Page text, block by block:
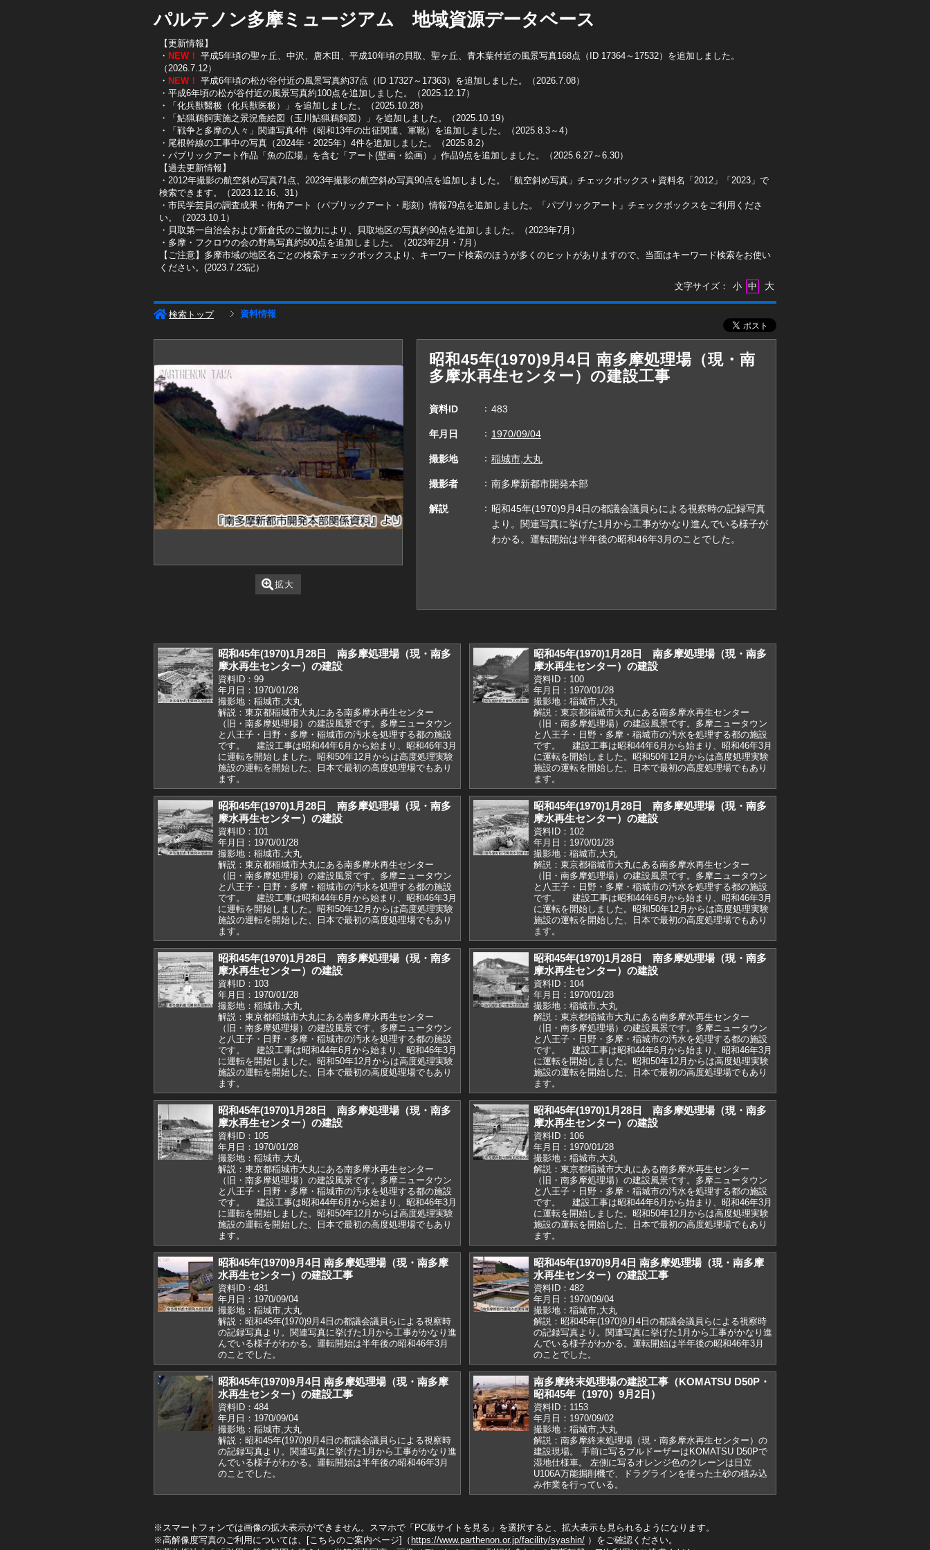
パルテノン多摩ミュージアム 地域資源データベース
【更新情報】
・ NEW！ 平成5年頃の聖ヶ丘、中沢、唐木田、平成10年頃の貝取、聖ヶ丘、青木葉付近の風景写真168点（ID 17364～17532）を追加しました。
（2026.7.12）
・ NEW！ 平成6年頃の松が谷付近の風景写真約37点（ID 17327～17363）を追加しました。（2026.7.08）
・平成6年頃の松が谷付近の風景写真約100点を追加しました。（2025.12.17）
・「化兵獣醫极（化兵獣医极）」を追加しました。（2025.10.28）
・「鮎猟鵜飼実施之景況麁絵図（玉川鮎猟鵜飼図）」を追加しました。（2025.10.19）
​・「戦争と多摩の人々」関連写真4件（昭和13年の出征関連、軍靴）を追加しました。（2025.8.3～4）
​・尾根幹線の工事中の写真（2024年・2025年）4件を追加しました。（2025.8.2）
​・パブリックアート作品「魚の広場」を含む「アート(壁画・絵画）」作品9点を追加しました。（2025.6.27～6.30）
【過去更新情報】
・2012年撮影の航空斜め写真71点、2023年撮影の航空斜め写真90点を追加しました。「航空斜め写真」チェックボックス＋資料名「2012」「2023」で
検索できます。（2023.12.16、31）
​・市民学芸員の調査成果・街角アート（パブリックアート・彫刻）情報79点を追加しました。「パブリックアート」チェックボックスをご利用くださ
い。（2023.10.1）
・貝取第一自治会および新倉氏のご協力により、貝取地区の写真約90点を追加しました。（2023年7月）
・多摩・フクロウの会の野鳥写真約500点を追加しました。（2023年2月・7月）
【ご注意】多摩市域の地区名ごとの検索チェックボックスより、キーワード検索のほうが多くのヒットがありますので、当面はキーワード検索をお使い
ください。(2023.7.23記）
文字サイズ：
小 中 大
検索トップ 資料情報
拡大
昭和45年(1970)9月4日 南多摩処理場（現・南
多摩水再生センター）の建設工事
資料ID 483
年月日 1970/09/04
撮影地 稲城市,大丸
撮影者 南多摩新都市開発本部
解説
昭和45年(1970)9月4日の都議会議員らによる視察時の記録写真
より。関連写真に挙げた1月から工事がかなり進んでいる様子が
わかる。運転開始は半年後の昭和46年3月のことでした。
昭和45年(1970)1月28日 南多摩処理場（現・南多
摩水再生センター）の建設
資料ID：99
年月日：1970/01/28
撮影地：稲城市,大丸
解説：東京都稲城市大丸にある南多摩水再生センター
（旧・南多摩処理場）の建設風景です。多摩ニュータウン
と八王子・日野・多摩・稲城市の汚水を処理する都の施設
です。 建設工事は昭和44年6月から始まり、昭和46年3月
に運転を開始しました。昭和50年12月からは高度処理実験
施設の運転を開始した、日本で最初の高度処理場でもあり
ます。
昭和45年(1970)1月28日 南多摩処理場（現・南多
摩水再生センター）の建設
資料ID：100
年月日：1970/01/28
撮影地：稲城市,大丸
解説：東京都稲城市大丸にある南多摩水再生センター
（旧・南多摩処理場）の建設風景です。多摩ニュータウン
と八王子・日野・多摩・稲城市の汚水を処理する都の施設
です。 建設工事は昭和44年6月から始まり、昭和46年3月
に運転を開始しました。昭和50年12月からは高度処理実験
施設の運転を開始した、日本で最初の高度処理場でもあり
ます。
昭和45年(1970)1月28日 南多摩処理場（現・南多
摩水再生センター）の建設
資料ID：101
年月日：1970/01/28
撮影地：稲城市,大丸
解説：東京都稲城市大丸にある南多摩水再生センター
（旧・南多摩処理場）の建設風景です。多摩ニュータウン
と八王子・日野・多摩・稲城市の汚水を処理する都の施設
です。 建設工事は昭和44年6月から始まり、昭和46年3月
に運転を開始しました。昭和50年12月からは高度処理実験
施設の運転を開始した、日本で最初の高度処理場でもあり
ます。
昭和45年(1970)1月28日 南多摩処理場（現・南多
摩水再生センター）の建設
資料ID：102
年月日：1970/01/28
撮影地：稲城市,大丸
解説：東京都稲城市大丸にある南多摩水再生センター
（旧・南多摩処理場）の建設風景です。多摩ニュータウン
と八王子・日野・多摩・稲城市の汚水を処理する都の施設
です。 建設工事は昭和44年6月から始まり、昭和46年3月
に運転を開始しました。昭和50年12月からは高度処理実験
施設の運転を開始した、日本で最初の高度処理場でもあり
ます。
昭和45年(1970)1月28日 南多摩処理場（現・南多
摩水再生センター）の建設
資料ID：103
年月日：1970/01/28
撮影地：稲城市,大丸
解説：東京都稲城市大丸にある南多摩水再生センター
（旧・南多摩処理場）の建設風景です。多摩ニュータウン
と八王子・日野・多摩・稲城市の汚水を処理する都の施設
です。 建設工事は昭和44年6月から始まり、昭和46年3月
に運転を開始しました。昭和50年12月からは高度処理実験
施設の運転を開始した、日本で最初の高度処理場でもあり
ます。
昭和45年(1970)1月28日 南多摩処理場（現・南多
摩水再生センター）の建設
資料ID：104
年月日：1970/01/28
撮影地：稲城市,大丸
解説：東京都稲城市大丸にある南多摩水再生センター
（旧・南多摩処理場）の建設風景です。多摩ニュータウン
と八王子・日野・多摩・稲城市の汚水を処理する都の施設
です。 建設工事は昭和44年6月から始まり、昭和46年3月
に運転を開始しました。昭和50年12月からは高度処理実験
施設の運転を開始した、日本で最初の高度処理場でもあり
ます。
昭和45年(1970)1月28日 南多摩処理場（現・南多
摩水再生センター）の建設
資料ID：105
年月日：1970/01/28
撮影地：稲城市,大丸
解説：東京都稲城市大丸にある南多摩水再生センター
（旧・南多摩処理場）の建設風景です。多摩ニュータウン
と八王子・日野・多摩・稲城市の汚水を処理する都の施設
です。 建設工事は昭和44年6月から始まり、昭和46年3月
に運転を開始しました。昭和50年12月からは高度処理実験
施設の運転を開始した、日本で最初の高度処理場でもあり
ます。
昭和45年(1970)1月28日 南多摩処理場（現・南多
摩水再生センター）の建設
資料ID：106
年月日：1970/01/28
撮影地：稲城市,大丸
解説：東京都稲城市大丸にある南多摩水再生センター
（旧・南多摩処理場）の建設風景です。多摩ニュータウン
と八王子・日野・多摩・稲城市の汚水を処理する都の施設
です。 建設工事は昭和44年6月から始まり、昭和46年3月
に運転を開始しました。昭和50年12月からは高度処理実験
施設の運転を開始した、日本で最初の高度処理場でもあり
ます。
昭和45年(1970)9月4日 南多摩処理場（現・南多摩
水再生センター）の建設工事
資料ID：481
年月日：1970/09/04
撮影地：稲城市,大丸
解説：昭和45年(1970)9月4日の都議会議員らによる視察時
の記録写真より。関連写真に挙げた1月から工事がかなり進
んでいる様子がわかる。運転開始は半年後の昭和46年3月
のことでした。
昭和45年(1970)9月4日 南多摩処理場（現・南多摩
水再生センター）の建設工事
資料ID：482
年月日：1970/09/04
撮影地：稲城市,大丸
解説：昭和45年(1970)9月4日の都議会議員らによる視察時
の記録写真より。関連写真に挙げた1月から工事がかなり進
んでいる様子がわかる。運転開始は半年後の昭和46年3月
のことでした。
昭和45年(1970)9月4日 南多摩処理場（現・南多摩
水再生センター）の建設工事
資料ID：484
年月日：1970/09/04
撮影地：稲城市,大丸
解説：昭和45年(1970)9月4日の都議会議員らによる視察時
の記録写真より。関連写真に挙げた1月から工事がかなり進
んでいる様子がわかる。運転開始は半年後の昭和46年3月
のことでした。
南多摩終末処理場の建設工事（KOMATSU D50P・
昭和45年（1970）9月2日）
資料ID：1153
年月日：1970/09/02
撮影地：稲城市,大丸
解説：南多摩終末処理場（現・南多摩水再生センター）の
建設現場。 手前に写るブルドーザーはKOMATSU D50Pで
湿地仕様車。 左側に写るオレンジ色のクレーンは日立
U106A万能掘削機で、ドラグラインを使った土砂の積み込
み作業を行っている。
※スマートフォンでは画像の拡大表示ができません。スマホで「PC版サイトを見る」を選択すると、拡大表示も見られるようになります。
※高解像度写真のご利用については、[こちらのご案内ページ]（ https://www.parthenon.or.jp/facility/syashin/ ）をご確認ください。